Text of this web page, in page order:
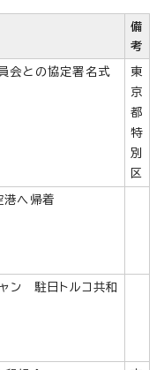
備
考
会との協定署名式
東
京
都
特
別
区
港へ帰着
ャン 駐日トルコ共和